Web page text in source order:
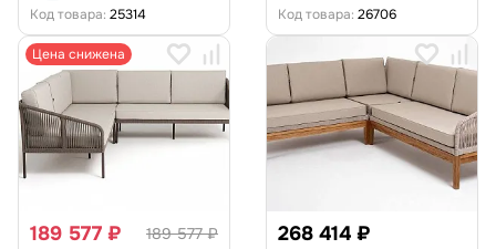
Код товара: 25314 Код товара: 26706
Цена снижена
189 577 ₽
189 577 ₽ 268 414 ₽